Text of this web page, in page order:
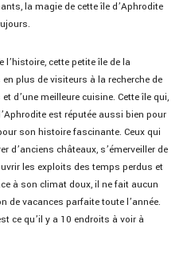
la magie de cette île d’Aphrodite
cette petite île de la
plus de visiteurs à la recherche de
d’une meilleure cuisine. Cette île qui,
est réputée aussi bien pour
son histoire fascinante. Ceux qui
d’anciens châteaux, s’émerveiller de
les exploits des temps perdus et
à son climat doux, il ne fait aucun
de vacances parfaite toute l’année.
ce qu’il y a 10 endroits à voir à